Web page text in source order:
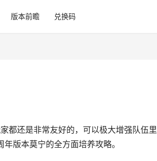
版本前瞻 兑换码
都还是非常友好的，可以极大增强队伍里
版本莫宁的全方面培养攻略。